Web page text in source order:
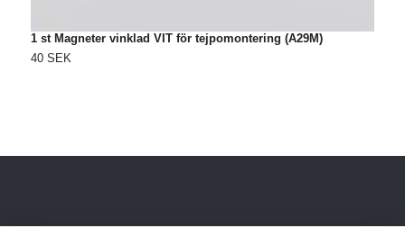
1 st Magneter vinklad VIT för tejpomontering (A29M)
40 SEK